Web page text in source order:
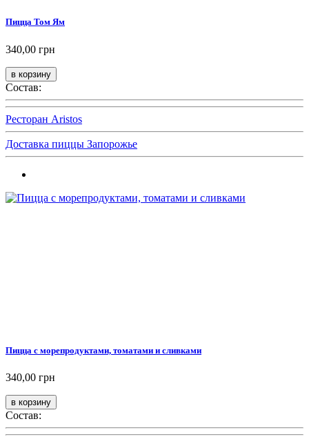
Пицца Том Ям
340,00 грн
Состав:
Ресторан Aristos
Доставка пиццы Запорожье
Пицца с морепродуктами, томатами и сливками
340,00 грн
Состав: